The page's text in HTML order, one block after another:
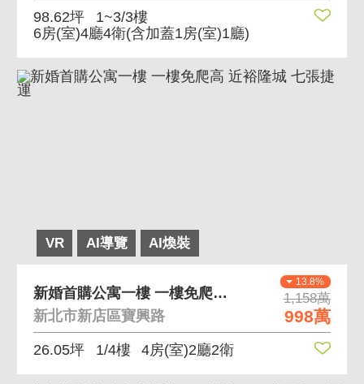
98.62坪
1~3/3樓
6房(室)4廳4衛(含加蓋1房(室)1廳)
VR AI導覽 AI煥裝
13.8%
1,158萬
998萬
新婚首購公寓一樓 一樓免爬高 近裕隆城 七張捷運
新北市新店區寶興路
26.05坪 1/4樓 4房(室)2廳2衛